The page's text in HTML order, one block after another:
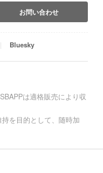
お問い合わせ
Bluesky
は適格販売により収
を目的として、随時加